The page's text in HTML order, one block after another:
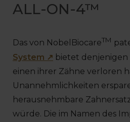
ALL-ON-4™
Das von NobelBiocareTM
System ↗ bietet denjenigen
einen ihrer Zähne verloren
Unannehmlichkeiten
herausnehmbare
würde. Die im Namen des